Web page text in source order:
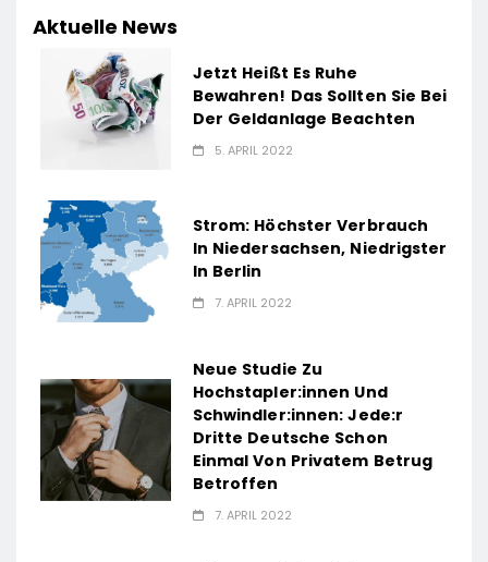
Aktuelle News
Jetzt Heißt Es Ruhe
Bewahren! Das Sollten Sie Bei
Der Geldanlage Beachten
5. APRIL 2022
Strom: Höchster Verbrauch
In Niedersachsen, Niedrigster
In Berlin
7. APRIL 2022
Neue Studie Zu
Hochstapler:innen Und
Schwindler:innen: Jede:r
Dritte Deutsche Schon
Einmal Von Privatem Betrug
Betroffen
7. APRIL 2022